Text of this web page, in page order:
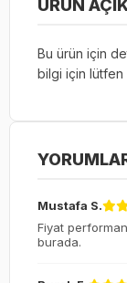
ÜRÜN
Bu ürün için
bilgi için lütfen
Mustafa S.
Fiyat
burada.